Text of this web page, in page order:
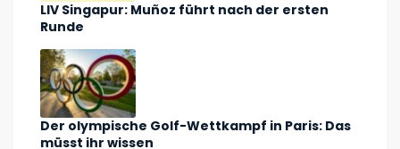
LIV Singapur: Muñoz führt nach der ersten
Runde
Der olympische Golf-Wettkampf in Paris: Das
müsst ihr wissen